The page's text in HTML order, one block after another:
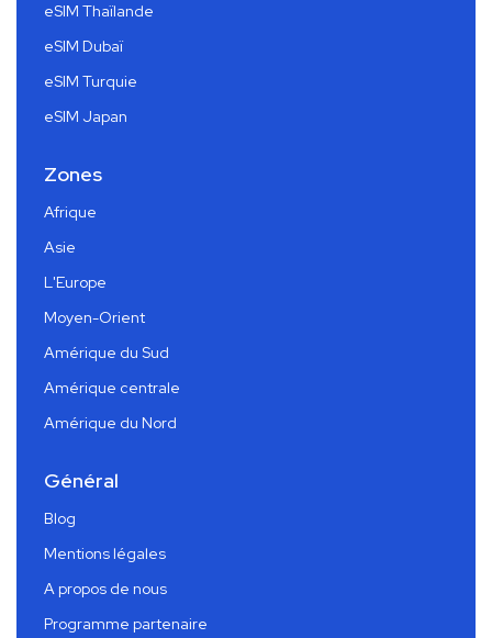
eSIM Thaïlande
eSIM Dubaï
eSIM Turquie
eSIM Japan
Zones
Afrique
Asie
L'Europe
Moyen-Orient
Amérique du Sud
Amérique centrale
Amérique du Nord
Général
Blog
Mentions légales
A propos de nous
Programme partenaire